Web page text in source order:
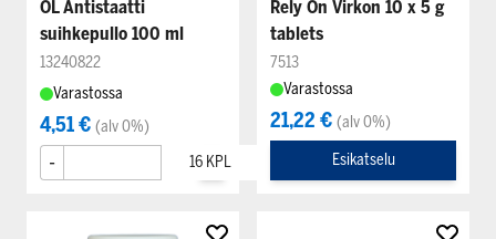
OL Antistaatti
suihkepullo 100 ml
13240822
Varastossa
4,51 € (alv 0%)
-
Rely On Virkon 10 x 5 g
tablets
7513
Varastossa
21,22 € (alv 0%)
Esikatselu